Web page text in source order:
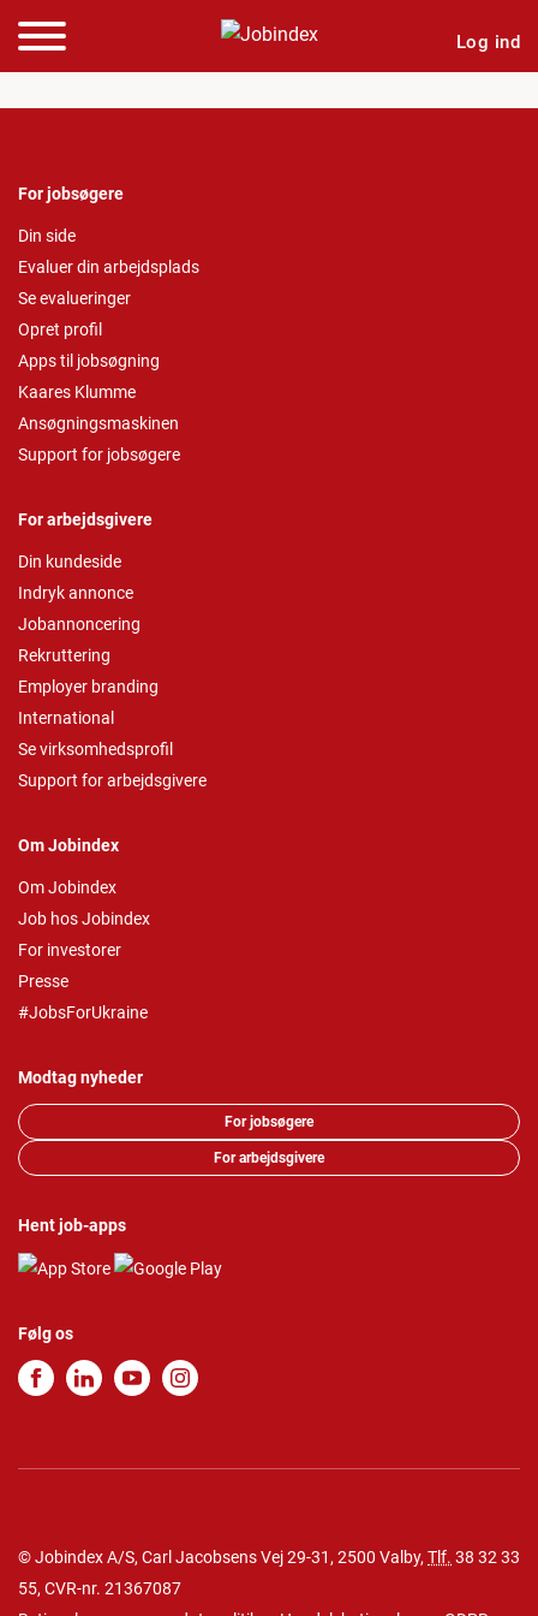
Log ind
For jobsøgere
Din side
Evaluer din arbejdsplads
Se evalueringer
Opret profil
Apps til jobsøgning
Kaares Klumme
Ansøgningsmaskinen
Support for jobsøgere
For arbejdsgivere
Din kundeside
Indryk annonce
Jobannoncering
Rekruttering
Employer branding
International
Se virksomhedsprofil
Support for arbejdsgivere
Om Jobindex
Om Jobindex
Job hos Jobindex
For investorer
Presse
#JobsForUkraine
Modtag nyheder
For jobsøgere
For arbejdsgivere
Hent job-apps
Følg os
© Jobindex A/S, Carl Jacobsens Vej 29-31, 2500 Valby, Tlf. 38 32 33
55, CVR-nr. 21367087